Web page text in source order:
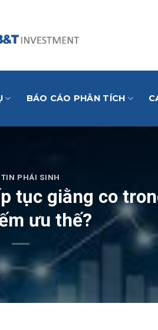
BÁO CÁO PHÂN TÍCH
PHÁI SINH
tục giằng co
ưu thế?